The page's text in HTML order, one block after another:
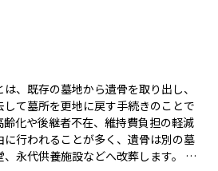
は、既存の墓地から遺骨を取り出し、
して墓所を更地に戻す手続きのことで
齢化や後継者不在、維持費負担の軽減
に行われることが多く、遺骨は別の墓
永代供養施設などへ改葬します。 墓